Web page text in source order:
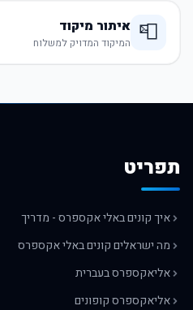
📮 איתור מיקוד
המיקוד המדויק למשלוח
תפריט
איך קונים באלי אקספרס - מדריך
מה ישראלים קונים באלי אקספרס
אליאקספרס בעברית
אליאקספרס קופונים